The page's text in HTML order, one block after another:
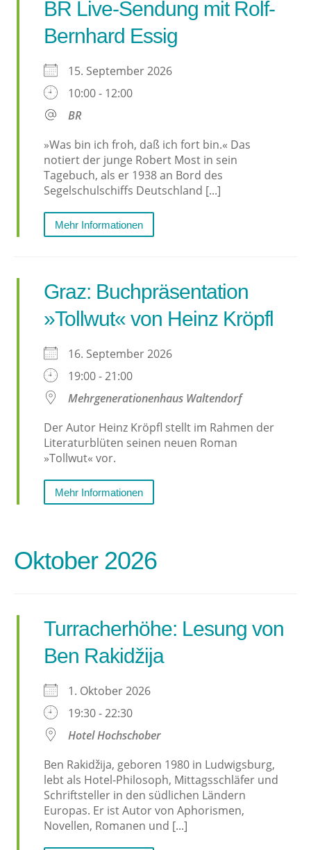
BR Live-Sendung mit Rolf-
Bernhard Essig
15. September 2026
10:00 - 12:00
BR
»Was bin ich froh, daß ich fort bin.« Das
notiert der junge Robert Most in sein
Tagebuch, als er 1938 an Bord des
Segelschulschiffs Deutschland [...]
Mehr Informationen
Graz: Buchpräsentation
»Tollwut« von Heinz Kröpfl
16. September 2026
19:00 - 21:00
Mehrgenerationenhaus Waltendorf
Der Autor Heinz Kröpfl stellt im Rahmen der
Literaturblüten seinen neuen Roman
»Tollwut« vor.
Mehr Informationen
Oktober 2026
Turracherhöhe: Lesung von
Ben Rakidžija
1. Oktober 2026
19:30 - 22:30
Hotel Hochschober
Ben Rakidžija, geboren 1980 in Ludwigsburg,
lebt als Hotel-Philosoph, Mittagsschläfer und
Schriftsteller in den südlichen Ländern
Europas. Er ist Autor von Aphorismen,
Novellen, Romanen und [...]